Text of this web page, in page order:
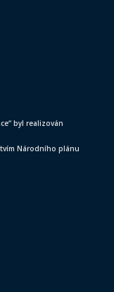
byl realizován
Národního plánu